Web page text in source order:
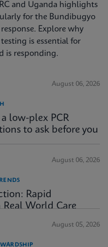
and Uganda highlights
for the Bundibugyo
Explore why
is essential for
is responding.
August 06, 2026
low-plex PCR
to ask before you
August 06, 2026
Rapid
World Care
August 05, 2026